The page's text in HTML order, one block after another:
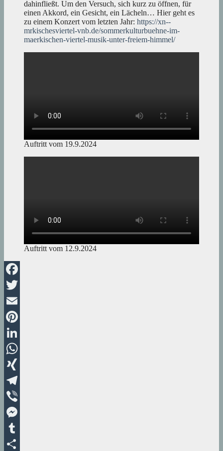
dahinfließt. Um den Versuch, sich kurz zu öffnen, für
einen Akkord, ein Gesicht, ein Lächeln… Hier geht es
zu einem Konzert vom letzten Jahr: https://xn--
mrkischesviertel-vnb.de/sommerkulturbuehne-im-
maerkischen-viertel-musik-unter-freiem-himmel/
Auftritt vom 19.9.2024
Auftritt vom 12.9.2024
Facebook
Twitter
Email
Pinterest
LinkedIn
WhatsApp
XING
Telegram
Viber
Messenger
Tumblr